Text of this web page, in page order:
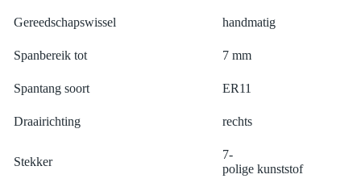
Gereedschapswissel handmatig
Spanbereik tot 7 mm
Spantang soort ER11
Draairichting rechts
Stekker
7-
polige kunststof